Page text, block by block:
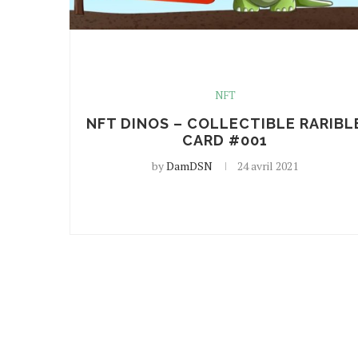
NFT
NFT DINOS – COLLECTIBLE
CARD #001
byDamDSN 24 avril 2021